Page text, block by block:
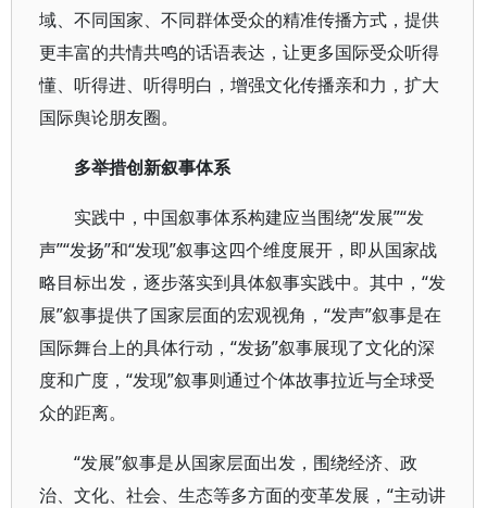
域、不同国家、不同群体受众的精准传播方式，提供
更丰富的共情共鸣的话语表达，让更多国际受众听得
懂、听得进、听得明白，增强文化传播亲和力，扩大
国际舆论朋友圈。
多举措创新叙事体系
实践中，中国叙事体系构建应当围绕“发展”“发
声”“发扬”和“发现”叙事这四个维度展开，即从国家战
略目标出发，逐步落实到具体叙事实践中。其中，“发
展”叙事提供了国家层面的宏观视角，“发声”叙事是在
国际舞台上的具体行动，“发扬”叙事展现了文化的深
度和广度，“发现”叙事则通过个体故事拉近与全球受
众的距离。
“发展”叙事是从国家层面出发，围绕经济、政
治、文化、社会、生态等多方面的变革发展，“主动讲